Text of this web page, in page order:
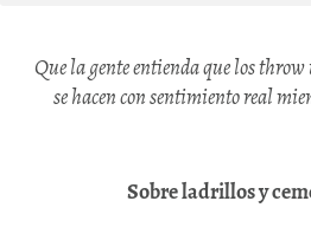
Que la gente entienda que los throw
se hacen con sentimiento real
Sobre ladrillos y